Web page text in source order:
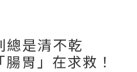
總是清不乾
胃」在求救！